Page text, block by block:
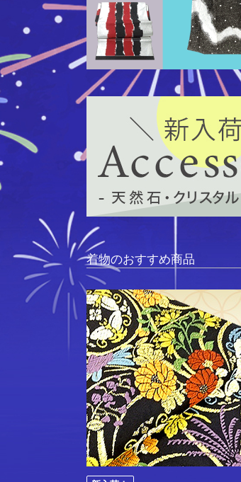
着物のおすすめ商品